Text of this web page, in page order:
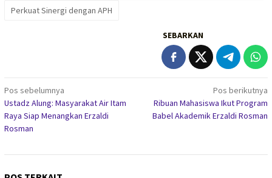
Perkuat Sinergi dengan APH
SEBARKAN
Navigasi
pos
Pos sebelumnya
Ustadz Alung: Masyarakat Air Itam
Raya Siap Menangkan Erzaldi
Rosman
Pos berikutnya
Ribuan Mahasiswa Ikut Program
Babel Akademik Erzaldi Rosman